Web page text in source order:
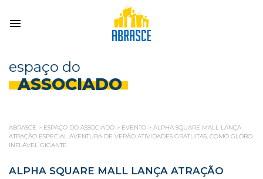
espaço do
ASSOCIADO
ABRASCE > ESPAÇO DO ASSOCIADO > EVENTO > ALPHA SQUARE MALL LANÇA
ATRAÇÃO ESPECIAL AVENTURA DE VERÃO ATIVIDADES GRATUITAS, COMO GLOBO
INFLÁVEL GIGANTE
ALPHA SQUARE MALL LANÇA ATRAÇÃO